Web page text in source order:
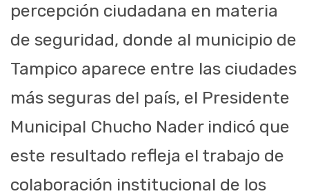
percepción ciudadana en materia
de seguridad, donde al municipio de
Tampico aparece entre las ciudades
más seguras del país, el Presidente
Municipal Chucho Nader indicó que
este resultado refleja el trabajo de
colaboración institucional de los